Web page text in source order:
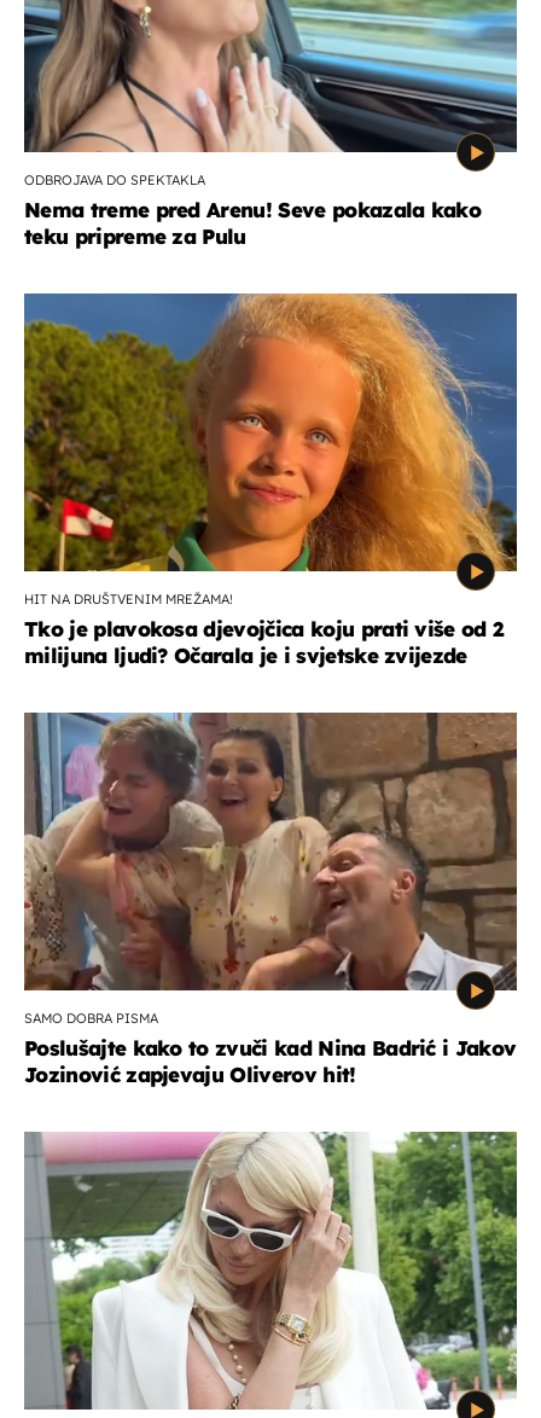
ODBROJAVA DO SPEKTAKLA
Nema treme pred Arenu! Seve pokazala kako
teku pripreme za Pulu
HIT NA DRUŠTVENIM MREŽAMA!
Tko je plavokosa djevojčica koju prati više od 2
milijuna ljudi? Očarala je i svjetske zvijezde
SAMO DOBRA PISMA
Poslušajte kako to zvuči kad Nina Badrić i Jakov
Jozinović zapjevaju Oliverov hit!